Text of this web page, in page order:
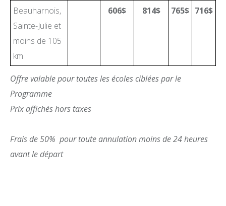
Beauharnois,
Sainte-Julie et
moins de 105
km
606$ 814$ 765$ 716$
Offre valable pour toutes les écoles ciblées par le
Programme
Prix affichés hors taxes
Frais de 50% pour toute annulation moins de 24 heures
avant le départ